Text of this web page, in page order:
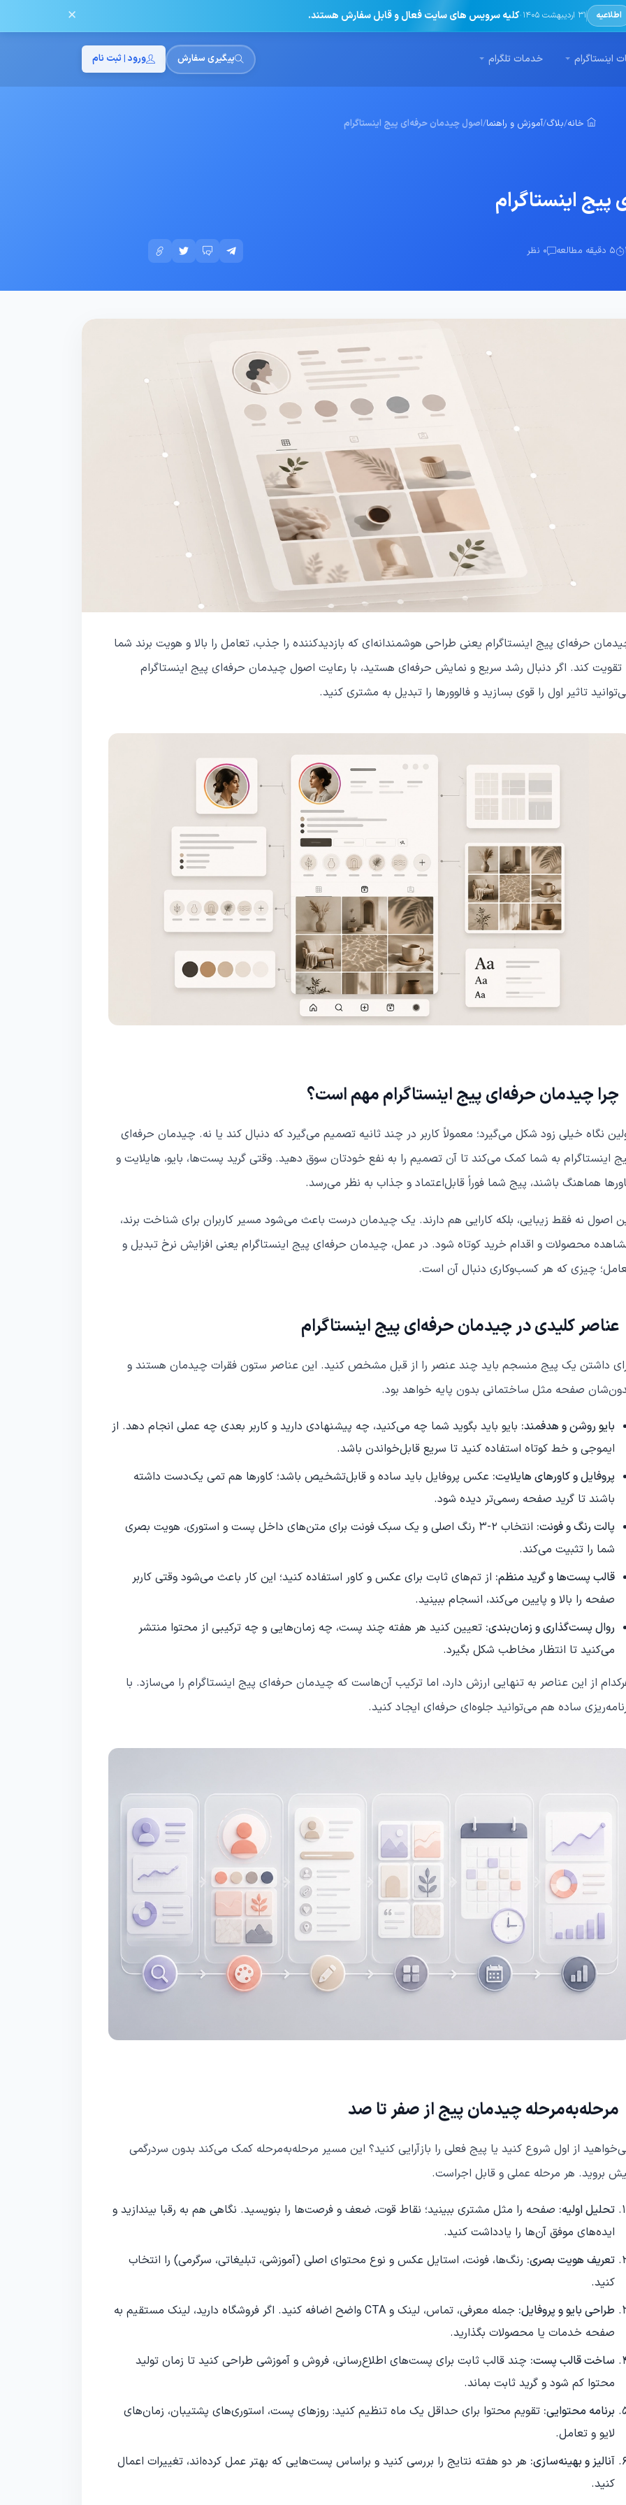
اطلاعیه 31 اردیبهشت 1405 ·کلیه سرویس های سایت فعال و قابل سفارش هستند. ✕
اینستاگرام خدمات تلگرام پیگیری سفارش ورود | ثبت نام
خانه/بلاگ/آموزش و راهنما/اصول چیدمان حرفه‌ای پیج اینستاگرام
اینستاگرام
5 دقیقه مطالعه 0 نظر
حرفه‌ای پیج اینستاگرام یعنی طراحی هوشمندانه‌ای که بازدیدکننده را جذب، تعامل را بالا و هویت برند شما
تقویت کند. اگر دنبال رشد سریع و نمایش حرفه‌ای هستید، با رعایت اصول چیدمان حرفه‌ای پیج اینستاگرام
تاثیر اول را قوی بسازید و فالوورها را تبدیل به مشتری کنید.
چرا چیدمان حرفه‌ای پیج اینستاگرام مهم است؟
نگاه خیلی زود شکل می‌گیرد؛ معمولاً کاربر در چند ثانیه تصمیم می‌گیرد که دنبال کند یا نه. چیدمان حرفه‌ای
اینستاگرام به شما کمک می‌کند تا آن تصمیم را به نفع خودتان سوق دهید. وقتی گرید پست‌ها، بایو، هایلایت و
هماهنگ باشند، پیج شما فوراً قابل‌اعتماد و جذاب به نظر می‌رسد.
اصول نه فقط زیبایی، بلکه کارایی هم دارند. یک چیدمان درست باعث می‌شود مسیر کاربران برای شناخت برند،
محصولات و اقدام خرید کوتاه شود. در عمل، چیدمان حرفه‌ای پیج اینستاگرام یعنی افزایش نرخ تبدیل و
چیزی که هر کسب‌وکاری دنبال آن است.
عناصر کلیدی در چیدمان حرفه‌ای پیج اینستاگرام
داشتن یک پیج منسجم باید چند عنصر را از قبل مشخص کنید. این عناصر ستون فقرات چیدمان هستند و
صفحه مثل ساختمانی بدون پایه خواهد بود.
بایو روشن و هدفمند: بایو باید بگوید شما چه می‌کنید، چه پیشنهادی دارید و کاربر بعدی چه عملی انجام دهد. از
ایموجی و خط کوتاه استفاده کنید تا سریع قابل‌خواندن باشد.
پروفایل و کاورهای هایلایت: عکس پروفایل باید ساده و قابل‌تشخیص باشد؛ کاورها هم تمی یک‌دست داشته
باشند تا گرید صفحه رسمی‌تر دیده شود.
پالت رنگ و فونت:
انتخاب 2-3 رنگ اصلی و یک سبک فونت برای متن‌های داخل پست و استوری، هویت بصری
شما را تثبیت می‌کند.
قالب پست‌ها و گرید منظم: از تم‌های ثابت برای عکس و کاور استفاده کنید؛ این کار باعث می‌شود وقتی کاربر
صفحه را بالا و پایین می‌کند، انسجام ببینید.
روال پست‌گذاری و زمان‌بندی: تعیین کنید هر هفته چند پست، چه زمان‌هایی و چه ترکیبی از محتوا منتشر
می‌کنید تا انتظار مخاطب شکل بگیرد.
از این عناصر به تنهایی ارزش دارد، اما ترکیب آن‌هاست که چیدمان حرفه‌ای پیج اینستاگرام را می‌سازد. با
ساده هم می‌توانید جلوه‌ای حرفه‌ای ایجاد کنید.
مرحله‌به‌مرحله چیدمان پیج از صفر تا صد
از اول شروع کنید یا پیج فعلی را بازآرایی کنید؟ این مسیر مرحله‌به‌مرحله کمک می‌کند بدون سردرگمی
بروید. هر مرحله عملی و قابل اجراست.
تحلیل اولیه: صفحه را مثل مشتری ببینید؛ نقاط قوت، ضعف و فرصت‌ها را بنویسید. نگاهی هم به رقبا بیندازید و
ایده‌های موفق آن‌ها را یادداشت کنید.
تعریف هویت بصری: رنگ‌ها، فونت، استایل عکس و نوع محتوای اصلی (آموزشی، تبلیغاتی، سرگرمی) را انتخاب
کنید.
طراحی بایو و پروفایل:
جمله معرفی، تماس، لینک و CTA واضح اضافه کنید. اگر فروشگاه دارید، لینک مستقیم به
صفحه خدمات یا محصولات بگذارید.
ساخت قالب پست: چند قالب ثابت برای پست‌های اطلاع‌رسانی، فروش و آموزشی طراحی کنید تا زمان تولید
محتوا کم شود و گرید ثابت بماند.
برنامه محتوایی: تقویم محتوا برای حداقل یک ماه تنظیم کنید: روزهای پست، استوری‌های پشتیبان، زمان‌های
لایو و تعامل.
آنالیز و بهینه‌سازی: هر دو هفته نتایج را بررسی کنید و براساس پست‌هایی که بهتر عمل کرده‌اند، تغییرات اعمال
کنید.